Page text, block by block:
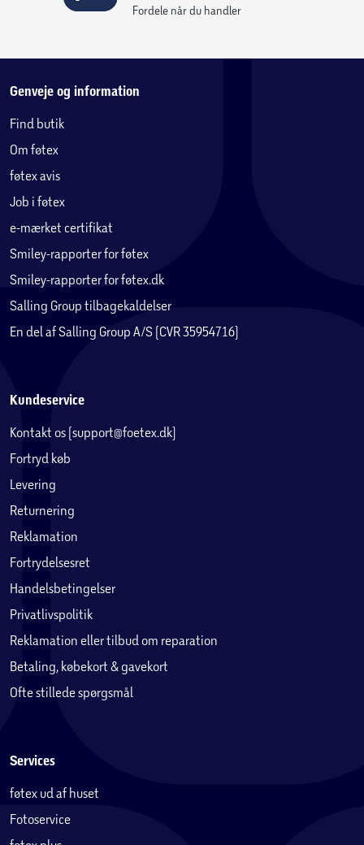
Fordele når du handler
Genveje og information
Find butik
Om føtex
føtex avis
Job i føtex
e-mærket certifikat
Smiley-rapporter for føtex
Smiley-rapporter for føtex.dk
Salling Group tilbagekaldelser
En del af Salling Group A/S (CVR 35954716)
Kundeservice
Kontakt os (support@foetex.dk)
Fortryd køb
Levering
Returnering
Reklamation
Fortrydelsesret
Handelsbetingelser
Privatlivspolitik
Reklamation eller tilbud om reparation
Betaling, købekort & gavekort
Ofte stillede spørgsmål
Services
føtex ud af huset
Fotoservice